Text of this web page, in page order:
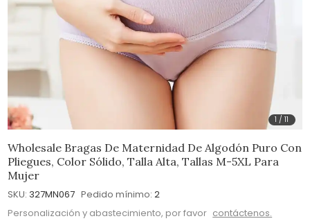
1 /11
Wholesale Bragas De Maternidad De Algodón Puro Con
Pliegues, Color Sólido, Talla Alta, Tallas M-5XL Para
Mujer
SKU: 327MN067 Pedido mínimo: 2
Personalización y abastecimiento, por favor contáctenos.